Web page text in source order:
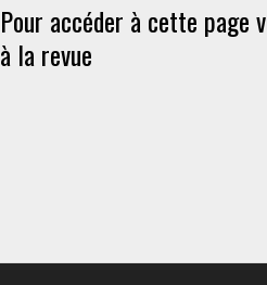
Pour accéder à cette page
à la revue